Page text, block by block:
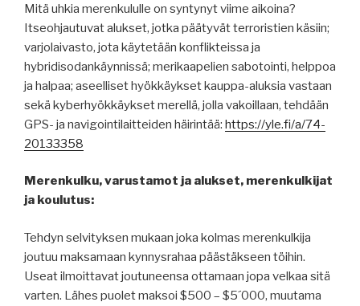
Mitä uhkia merenkululle on syntynyt viime aikoina?
Itseohjautuvat alukset, jotka päätyvät terroristien käsiin;
varjolaivasto, jota käytetään konflikteissa ja
hybridisodankäynnissä; merikaapelien sabotointi, helppoa
ja halpaa; aseelliset hyökkäykset kauppa-aluksia vastaan
sekä kyberhyökkäykset merellä, jolla vakoillaan, tehdään
GPS- ja navigointilaitteiden häirintää: https://yle.fi/a/74-
20133358
Merenkulku, varustamot ja alukset, merenkulkijat
ja koulutus:
Tehdyn selvityksen mukaan joka kolmas merenkulkija
joutuu maksamaan kynnysrahaa päästäkseen töihin.
Useat ilmoittavat joutuneensa ottamaan jopa velkaa sitä
varten. Lähes puolet maksoi $500 – $5´000, muutama